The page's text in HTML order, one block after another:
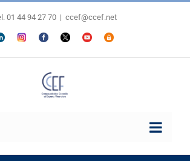
01 44 94 27 70 | ccef@ccef.net
Personnaliser
FACEBOOK
X YOUTUBE
ESPACE